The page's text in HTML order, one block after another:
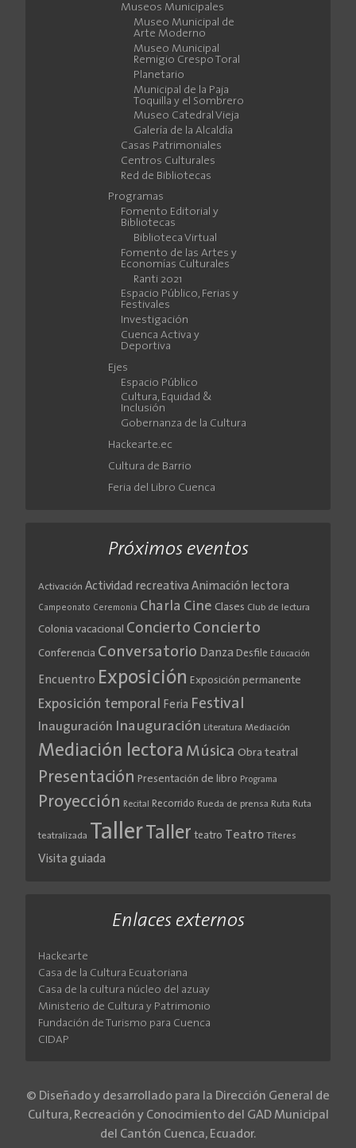
Museos Municipales
Museo Municipal de
Arte Moderno
Museo Municipal
Remigio Crespo Toral
Planetario
Municipal de la Paja
Toquilla y el Sombrero
Museo Catedral Vieja
Galería de la Alcaldía
Casas Patrimoniales
Centros Culturales
Red de Bibliotecas
Programas
Fomento Editorial y
Bibliotecas
Biblioteca Virtual
Fomento de las Artes y
Economías Culturales
Ranti 2021
Espacio Público, Ferias y
Festivales
Investigación
Cuenca Activa y
Deportiva
Ejes
Espacio Público
Cultura, Equidad &
Inclusión
Gobernanza de la Cultura
Hackearte.ec
Cultura de Barrio
Feria del Libro Cuenca
Próximos eventos
Activación Actividad recreativa Animación lectora
Campeonato Ceremonia Charla Cine Clases Club de lectura
Colonia vacacional Concierto Concierto
Conferencia Conversatorio Danza Desfile Educación
Encuentro Exposición Exposición permanente
Exposición temporal Feria Festival
Inauguración Inauguración Literatura Mediación
Mediación lectora Música Obra teatral
Presentación Presentación de libro Programa
Proyección Recital Recorrido Rueda de prensa Ruta Ruta
teatralizada Taller Taller teatro Teatro Títeres
Visita guiada
Enlaces externos
Hackearte
Casa de la Cultura Ecuatoriana
Casa de la cultura núcleo del azuay
Ministerio de Cultura y Patrimonio
Fundación de Turismo para Cuenca
CIDAP
© Diseñado y desarrollado para la Dirección General de
Cultura, Recreación y Conocimiento del GAD Municipal
del Cantón Cuenca, Ecuador.